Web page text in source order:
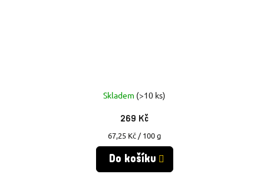
Skladem (>10 ks)
269 Kč
Měrná
cena:
67,25 Kč / 100 g
Do košíku